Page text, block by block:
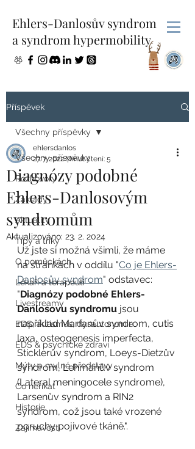
Ehlers-Danlosův syndrom
a syndrom hypermobility
Příspěvek
Všechny příspěvky
Rozhovory
Základy
Aktuality
Tipy a triky
O pomůckách
Lékaři a terapeuti
Livestreamy
EDS, autismus, dysautonomie
EDS & psychické zdraví
Mýty a mylné představy
Co neříkat
Historie
Zajímavosti
Všechny příspěvky
Diagnózy podobné
Ehlers-Danlosovým
syndromům
ehlersdanlos
27. 7. 2022Minut čtení: 5
Aktualizováno: 23. 2. 2024
Už jste si možná všimli, že máme
na stránkách v oddílu "Co je Ehlers-
Danlosův syndrom" odstavec:
"Diagnózy podobné Ehlers-
Danlosovu syndromu jsou
například Marfanův syndrom, cutis
laxa, osteogenesis imperfecta,
Sticklerův syndrom, Loeys-Dietzův
syndrom, Lehmanův syndrom
(Lateral meningocele syndrome),
Larsenův syndrom a RIN2
syndrom, což jsou také vrozené
poruchy pojivové tkáně.".